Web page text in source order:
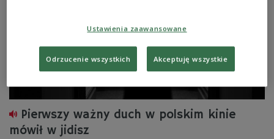
Pierwszy ważny duch w polskim kinie
mówił w jidisz
Ustawienia zaawansowane
Odrzucenie wszystkich Akceptuję wszystkie